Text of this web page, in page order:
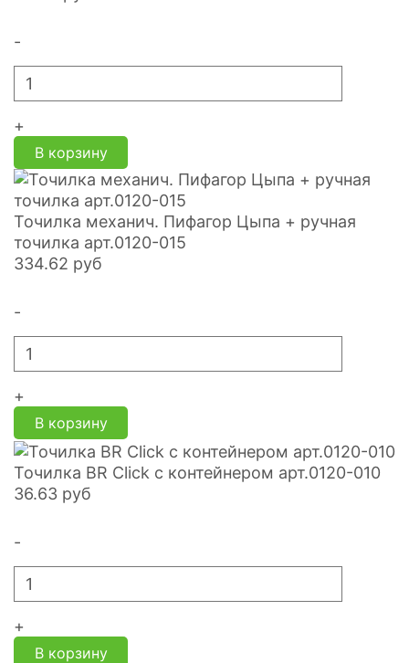
-
+
В корзину
Точилка механич. Пифагор Цыпа + ручная
точилка арт.0120-015
334.62 руб
-
+
В корзину
Точилка BR Click с контейнером арт.0120-010
36.63 руб
-
+
В корзину